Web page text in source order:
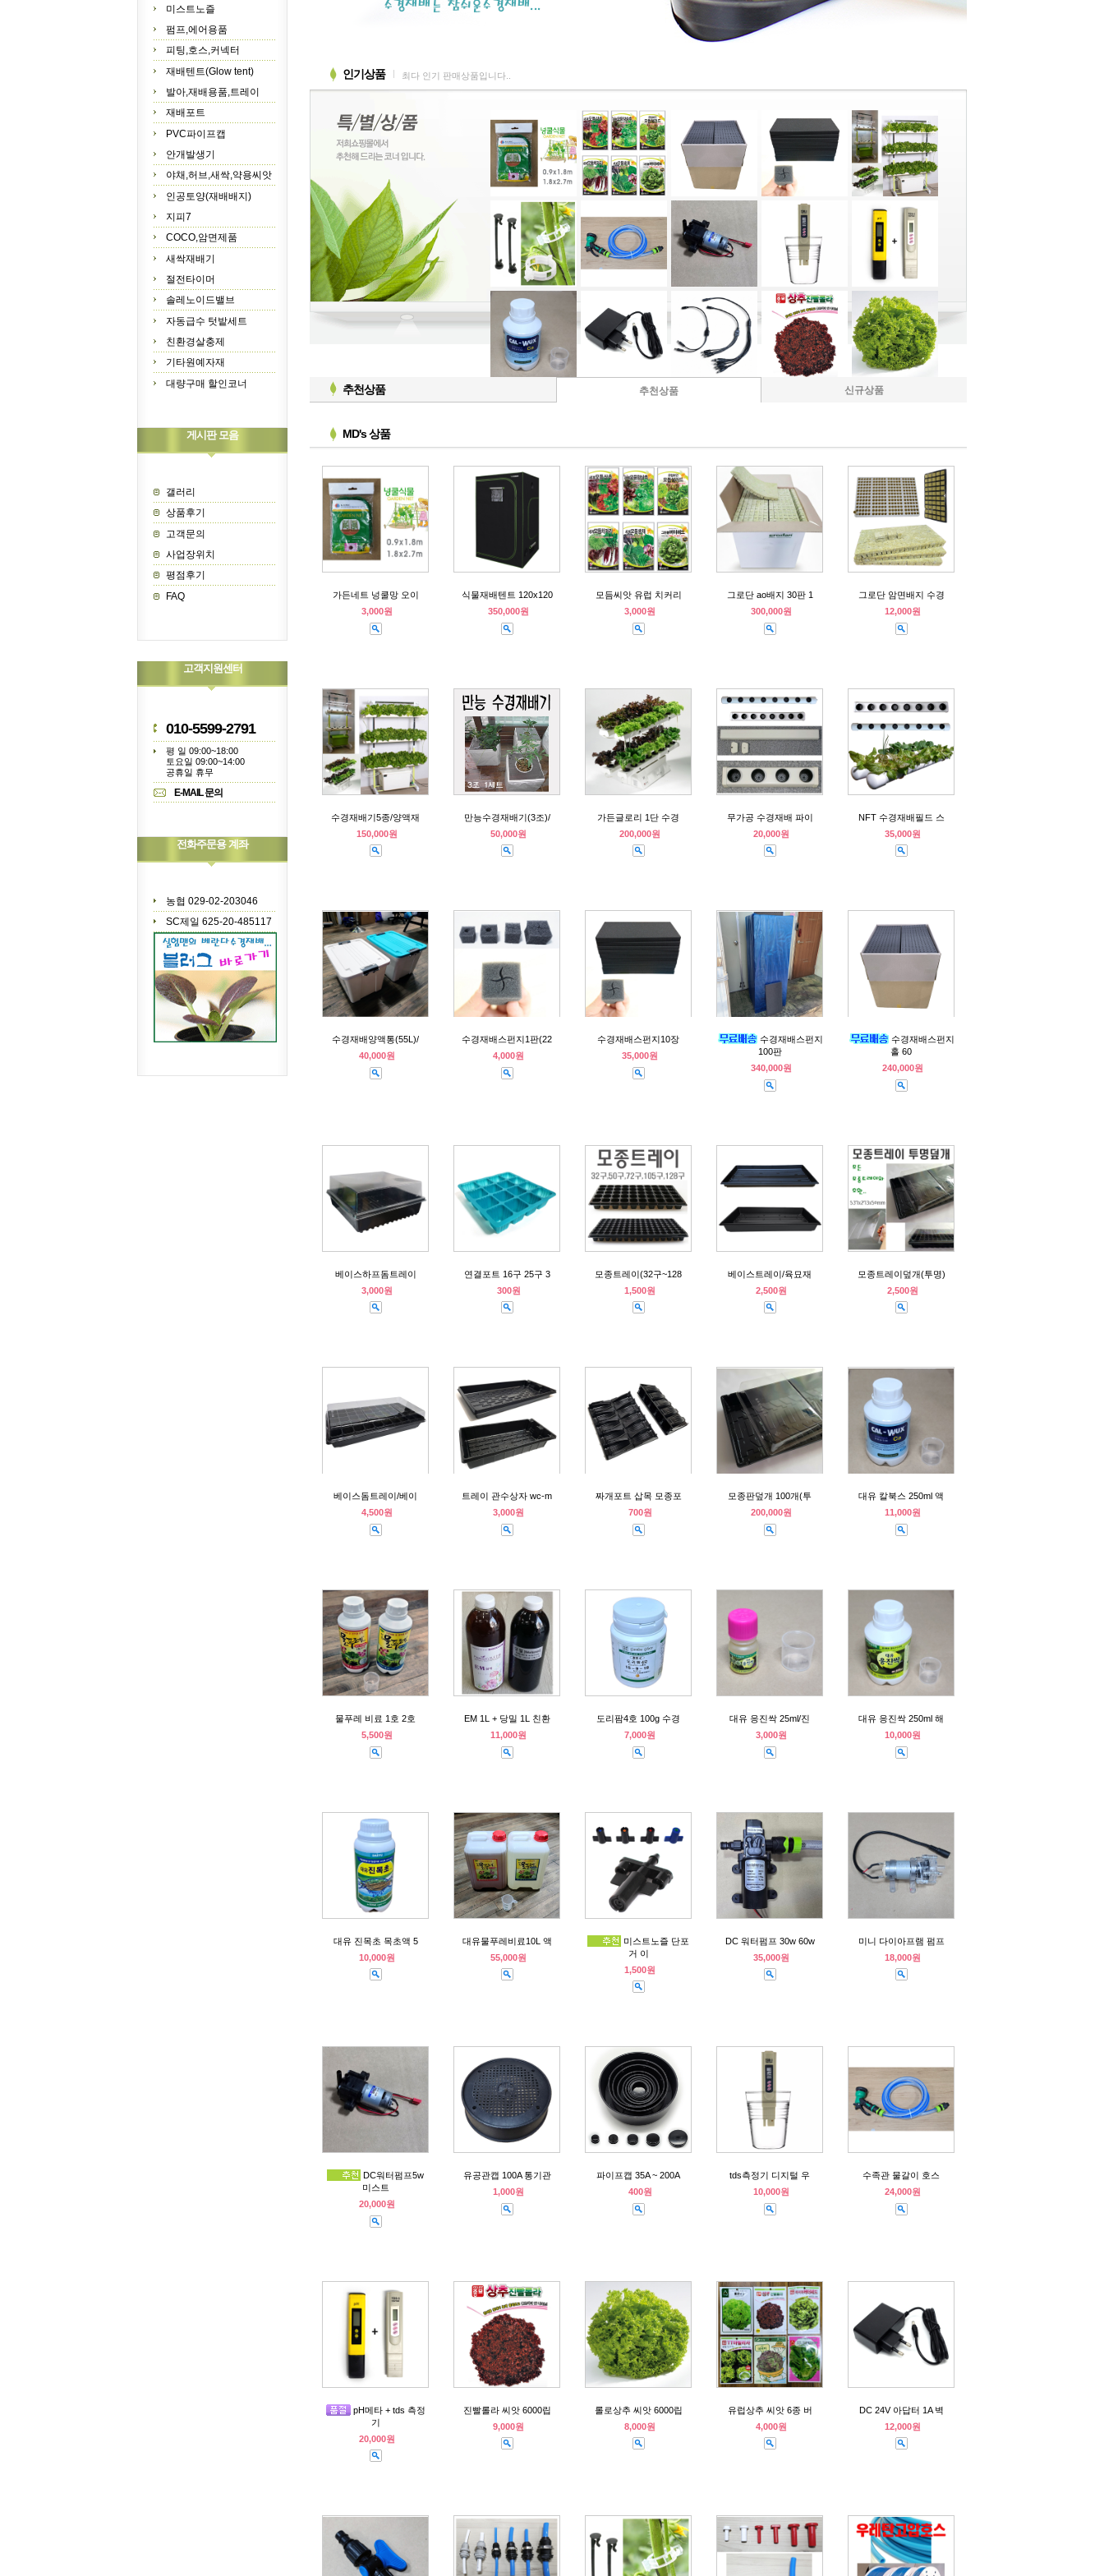
미스트노즐
펌프,에어용품
피팅,호스,커넥터
재배텐트(Glow tent)
발아,재배용품,트레이
재배포트
PVC파이프캡
안개발생기
야채,허브,새싹,약용씨앗
인공토양(재배배지)
지피7
COCO,암면제품
새싹재배기
절전타이머
솔레노이드밸브
자동급수 텃밭세트
친환경살충제
기타원예자재
대량구매 할인코너
게시판 모음
갤러리
상품후기
고객문의
사업장위치
평점후기
FAQ
고객지원센터
010-5599-2791
평 일 09:00~18:00
토요일 09:00~14:00
공휴일 휴무
E-MAIL 문의
전화주문용 계좌
농협 029-02-203046
SC제일 625-20-485117
인기상품 최다 인기 판매상품입니다..
추천상품 추천상품 신규상품
MD's 상품
가든네트 넝쿨망 오이
3,000원
식물재배텐트 120x120
350,000원
모듬씨앗 유럽 치커리
3,000원
그로단 ao배지 30판 1
300,000원
그로단 암면배지 수경
12,000원
수경재배기5종/양액재
150,000원
만능수경재배기(3조)/
50,000원
가든글로리 1단 수경
200,000원
무가공 수경재배 파이
20,000원
NFT 수경재배필드 스
35,000원
수경재배양액통(55L)/
40,000원
수경재배스펀지1판(22
4,000원
수경재배스펀지10장
35,000원
수경재배스펀지
100판
340,000원
수경재배스펀지
홀 60
240,000원
베이스하프돔트레이
3,000원
연결포트 16구 25구 3
300원
모종트레이(32구~128
1,500원
베이스트레이/육묘재
2,500원
모종트레이덮개(투명)
2,500원
베이스돔트레이/베이
4,500원
트레이 관수상자 wc-m
3,000원
짜개포트 삽목 모종포
700원
모종판덮개 100개(투
200,000원
대유 칼북스 250ml 액
11,000원
물푸레 비료 1호 2호
5,500원
EM 1L + 당밀 1L 친환
11,000원
도리팜4호 100g 수경
7,000원
대유 응진싹 25ml/진
3,000원
대유 응진싹 250ml 해
10,000원
대유 진목초 목초액 5
10,000원
대유물푸레비료10L 액
55,000원
미스트노즐 단포
거 이
1,500원
DC 워터펌프 30w 60w
35,000원
미니 다이아프램 펌프
18,000원
DC워터펌프5w
미스트
20,000원
유공관캡 100A 통기관
1,000원
파이프캡 35A ~ 200A
400원
tds측정기 디지털 우
10,000원
수족관 물갈이 호스
24,000원
pH메타 + tds 측정
기
20,000원
진빨롤라 씨앗 6000립
9,000원
롤로상추 씨앗 6000립
8,000원
유럽상추 씨앗 6종 버
4,000원
DC 24V 아답터 1A 벽
12,000원